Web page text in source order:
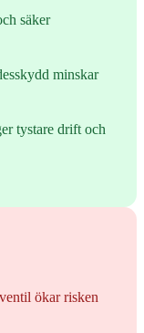
säker
minskar
tystare drift och
ökar risken